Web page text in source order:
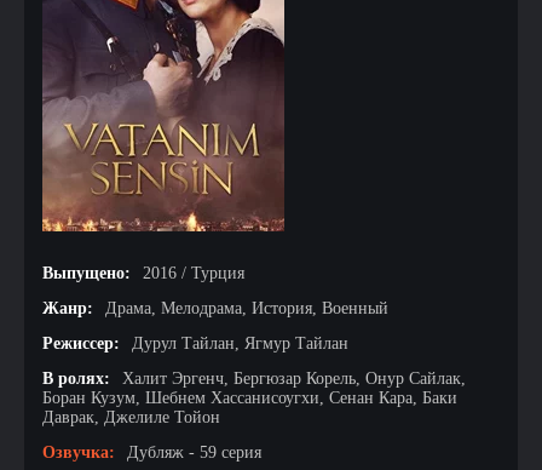
Выпущено:
2016 / Турция
Жанр:
Драма, Мелодрама, История, Военный
Режиссер:
Дурул Тайлан, Ягмур Тайлан
В ролях:
Халит Эргенч, Бергюзар Корель, Онур Сайлак,
Боран Кузум, Шебнем Хассанисоугхи, Сенан Кара, Баки
Даврак, Джелиле Тойон
Озвучка:
Дубляж - 59 серия